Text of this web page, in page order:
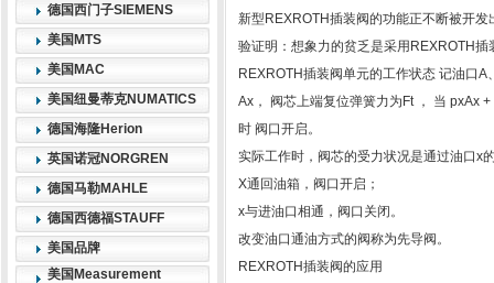
德国西门子SIEMENS
美国MTS
美国MAC
美国纽曼蒂克NUMATICS
德国海隆Herion
英国诺冠NORGREN
德国马勒MAHLE
德国西德福STAUFF
美国品牌
美国Measurement
新型REXROTH插装阀的功能正不断被开
验证明：想象力的贫乏是采用REXROTH
REXROTH插装阀单元的工作状态 记油口
Ax， 阀芯上端复位弹簧力为Ft ， 当 pxAx
时 阀口开启。
实际工作时，阀芯的受力状况是通过油口x
X通回油箱，阀口开启；
x与进油口相通，阀口关闭。
改变油口通油方式的阀称为先导阀。
REXROTH插装阀的应用